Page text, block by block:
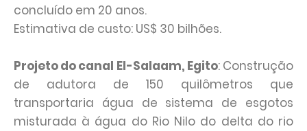
concluído em 20 anos.
Estimativa de custo: US$ 30 bilhões.
Projeto do canal El-Salaam, Egito: Construção
de adutora de 150 quilômetros que
transportaria água de sistema de esgotos
misturada à água do Rio Nilo do delta do rio